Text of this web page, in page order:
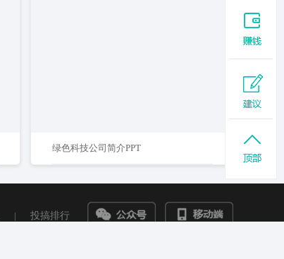
绿色科技公司简介PPT
| 投搞排行